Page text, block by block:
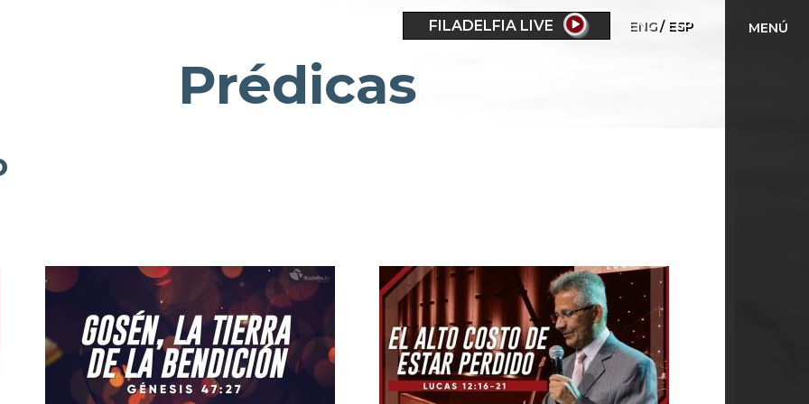
FILADELFIA LIVE ENG ESP MENÚ
Prédicas